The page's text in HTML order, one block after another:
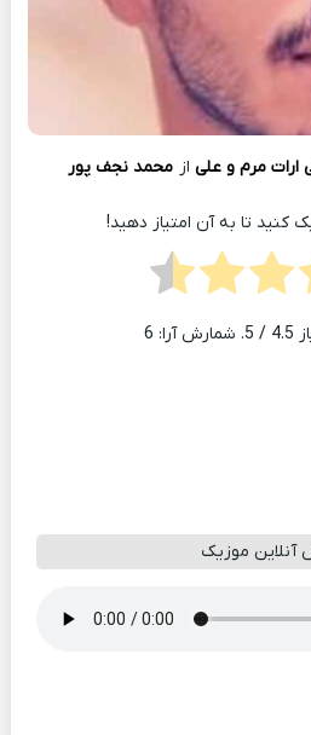
ارات مرم و علی از محمد نجف پور
کنید تا به آن امتیاز دهید!
4.5 / 5. شمارش آرا: 6
موزیک